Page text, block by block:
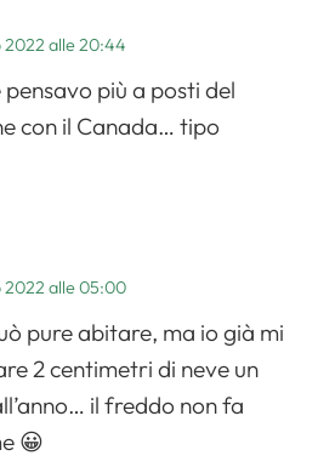
2022 alle 20:44
più a posti del
con il Canada… tipo
2022 alle 05:00
pure abitare, ma io già mi
2 centimetri di neve un
il freddo non fa
😀